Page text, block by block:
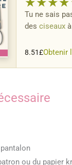
Tu ne sais
des ciseaux
8.51£Obtenir
ou du papier